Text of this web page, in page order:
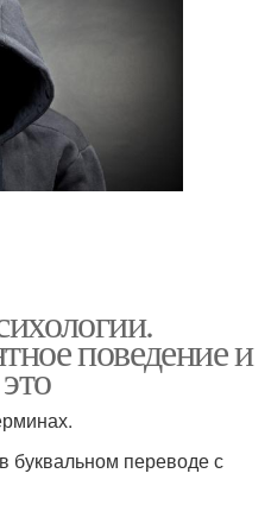
поведение и
буквальном переводе с